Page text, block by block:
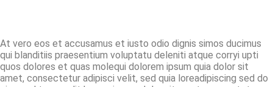
At vero eos et accusamus et iusto odio dignis simos ducimus
qui blanditiis praesentium voluptatu deleniti atque corryi upti
quos dolores et quas molequi dolorem ipsum quia dolor sit
amet, consectetur adipisci velit, sed quia loreadipiscing sed do